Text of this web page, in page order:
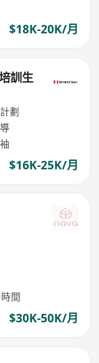
$18K-20K/月
訓生
劃
$16K-25K/月
間
$30K-50K/月